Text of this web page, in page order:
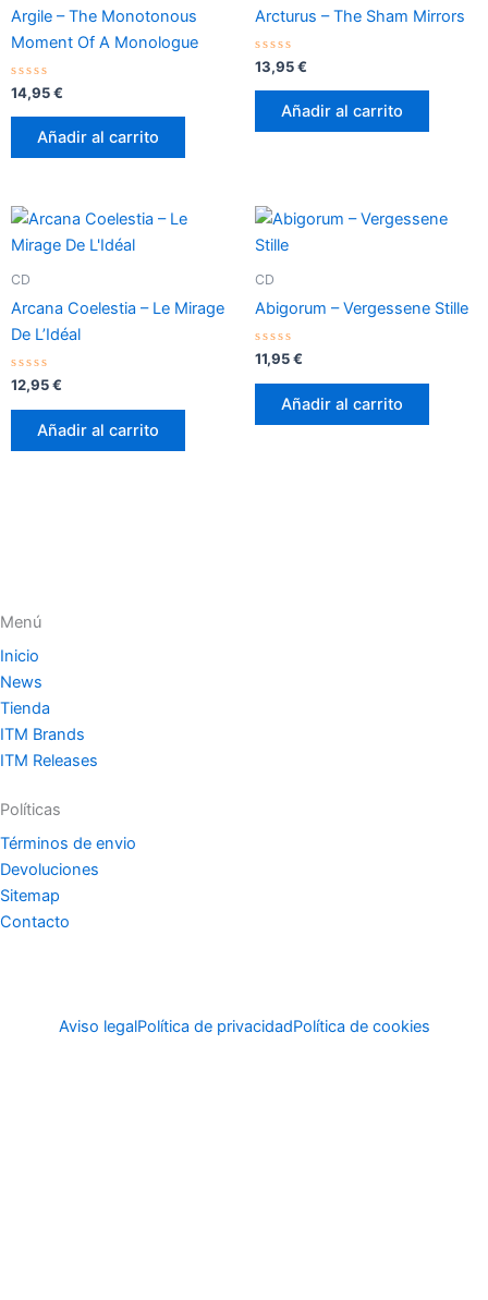
Argile – The Monotonous
Moment Of A Monologue
Valorado
con
0
14,95€
Añadir al carrito
Arcturus – The Sham Mirrors
Valorado
con
0
13,95€
Añadir al carrito
CD
Arcana Coelestia – Le Mirage
De L’Idéal
Valorado
con
0
12,95€
Añadir al carrito
CD
Abigorum – Vergessene Stille
Valorado
con
0
11,95€
Añadir al carrito
Menú
Inicio
News
Tienda
ITM Brands
ITM Releases
Políticas
Términos de envio
Devoluciones
Sitemap
Contacto
Aviso legalPolítica de privacidadPolítica de cookies